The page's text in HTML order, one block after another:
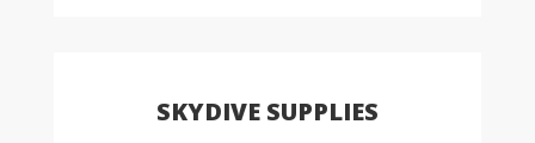
SKYDIVE SUPPLIES